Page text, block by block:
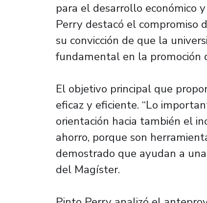
para el desarrollo económico
Perry destacó el compromiso
su convicción de que la
fundamental en la promoción
El objetivo principal que
eficaz y eficiente. “Lo
orientación hacia también el
ahorro, porque son
demostrado que ayudan a
del Magíster.